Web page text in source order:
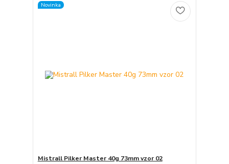
Novinka
Mistrall Pilker Master 40g 73mm vzor 02